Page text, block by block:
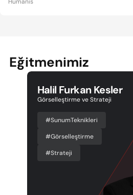
Eğitmenimiz
Halil Furkan Kesler
Görselleştirme ve Strateji
#SunumTeknikleri
#Görselleştirme
#Strateji